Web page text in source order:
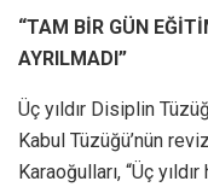
“TAM BİR GÜN
AYRILMADI”
Üç yıldır Disiplin
Kabul Tüzüğü’nün
Karaoğulları, “Üç